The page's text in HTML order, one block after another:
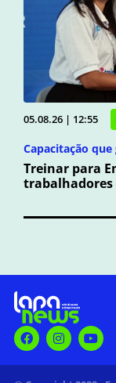
05.08.26 | 12:55
Capacitação
Treinar para
trabalhadores